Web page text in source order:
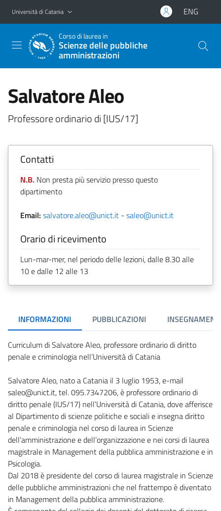
Vai al contenuto principale
Vai al menu di navigazione
Università di Catania ENG
Corso di laurea in
Scienze delle pubbliche
amministrazioni
Salvatore Aleo
Professore ordinario di [IUS/17]
Contatti
N.B. Non presta più servizio presso questo
dipartimento
Email: salvatore.aleo@unict.it - saleo@unict.it
Orario di ricevimento
Lun-mar-mer, nel periodo delle lezioni, dalle 8.30 alle
10 e dalle 12 alle 13
INFORMAZIONI PUBBLICAZIONI INSEGNAMENTI
Curriculum di Salvatore Aleo, professore ordinario di diritto
penale e criminologia nell’Università di Catania
Salvatore Aleo, nato a Catania il 3 luglio 1953, e-mail
saleo@unict.it, tel. 095.7347206, è professore ordinario di
diritto penale (IUS/17) nell’Università di Catania, dove afferisce
al Dipartimento di scienze politiche e sociali e insegna diritto
penale e criminologia nel corso di laurea in Scienze
dell’amministrazione e dell’organizzazione e nei corsi di laurea
magistrale in Management della pubblica amministrazione e in
Psicologia.
Dal 2018 è presidente del corso di laurea magistrale in Scienze
delle pubbliche amministrazioni che nel frattempo è diventato
in Management della pubblica amministrazione.